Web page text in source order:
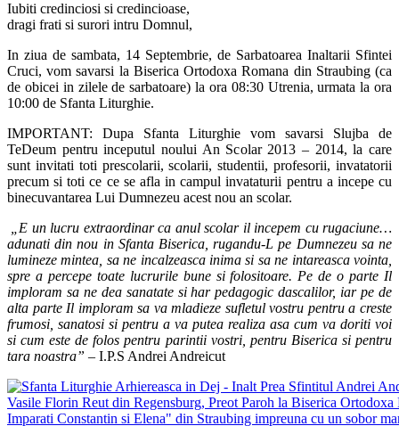
Iubiti credinciosi si credincioase,
dragi frati si surori intru Domnul,
In ziua de sambata, 14 Septembrie, de Sarbatoarea Inaltarii Sfintei
Cruci, vom savarsi la Biserica Ortodoxa Romana din Straubing (ca
de obicei in zilele de sarbatoare) la ora 08:30 Utrenia, urmata la ora
10:00 de Sfanta Liturghie.
IMPORTANT: Dupa Sfanta Liturghie vom savarsi Slujba de
TeDeum pentru inceputul noului An Scolar 2013 – 2014, la care
sunt invitati toti prescolarii, scolarii, studentii, profesorii, invatatorii
precum si toti ce ce se afla in campul invataturii pentru a incepe cu
binecuvantarea Lui Dumnezeu acest nou an scolar.
„E un lucru extraordinar ca anul scolar il incepem cu rugaciune…
adunati din nou in Sfanta Biserica, rugandu-L pe Dumnezeu sa ne
lumineze mintea, sa ne incalzeasca inima si sa ne intareasca vointa,
spre a percepe toate lucrurile bune si folositoare. Pe de o parte Il
imploram sa ne dea sanatate si har pedagogic dascalilor, iar pe de
alta parte Il imploram sa va mladieze sufletul vostru pentru a creste
frumosi, sanatosi si pentru a va putea realiza asa cum va doriti voi
si cum este de folos pentru parintii vostri, pentru Biserica si pentru
tara noastra” – I.P.S Andrei Andreicut